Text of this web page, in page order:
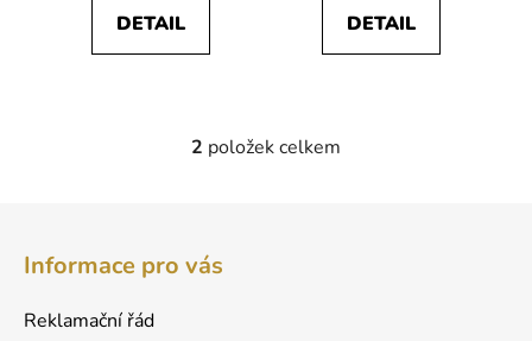
DETAIL DETAIL
O
2 položek celkem
Informace pro vás
Reklamační řád